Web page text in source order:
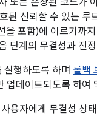
또는 손상된 코드가
된 신뢰할 수 있는 루
을 포함)에 이르기까
단계의 무결성과 진
행하도록 하며 롤백
데이트되도록 하여
용자에게 무결성 상